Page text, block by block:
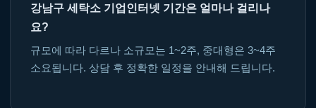
강남구 세탁소 기업인터넷 기간은 얼마나 걸리나
요?
규모에 따라 다르나 소규모는 1~2주, 중대형은 3~4주
소요됩니다. 상담 후 정확한 일정을 안내해 드립니다.